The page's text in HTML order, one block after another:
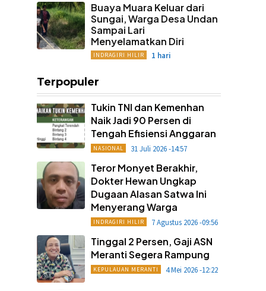
Buaya Muara Keluar dari
Sungai, Warga Desa Undan
Sampai Lari
Menyelamatkan Diri
INDRAGIRI HILIR 1 hari
Terpopuler
Tukin TNI dan Kemenhan
Naik Jadi 90 Persen di
Tengah Efisiensi Anggaran
NASIONAL 31 Juli 2026 -14:57
Teror Monyet Berakhir,
Dokter Hewan Ungkap
Dugaan Alasan Satwa Ini
Menyerang Warga
INDRAGIRI HILIR 7 Agustus 2026 -09:56
Tinggal 2 Persen, Gaji ASN
Meranti Segera Rampung
KEPULAUAN MERANTI 4 Mei 2026 -12:22